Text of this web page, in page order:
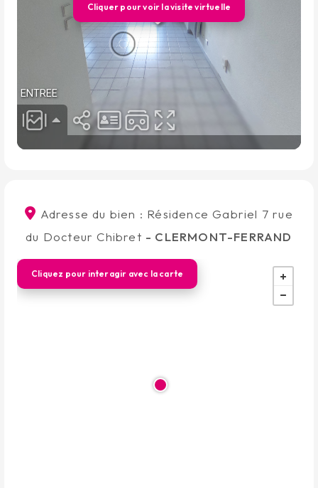
Cliquer pour voir la visite virtuelle
Adresse du bien : Résidence Gabriel 7 rue
du Docteur Chibret - CLERMONT-FERRAND
Cliquez pour interagir avec la carte